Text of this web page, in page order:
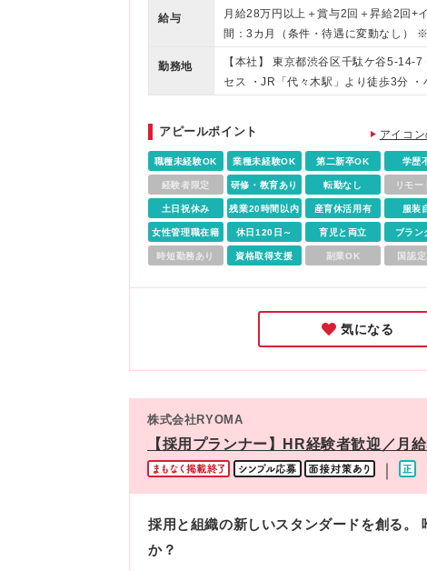
ど） ・法人営業のご経験 ・採用担当
いません ◆ こんな方をお待ちしていま
アの天井が見えてきた方 ・頑張っても
モヤモヤしている方 ・「営業のプロ
門性を広げたい方 ・データをもとに考
職例 ・営業職 ・新卒採用担当（人事）
います。
給与
月給28万円以上＋賞与2回＋昇給2回+
間：3カ月（条件・待遇に変動なし）
に基づき給与は変動いたします。 ◆ 評
はなく、成果と行動で評価します。 昇
トナーの採用成功への貢献が、 そのま
で事業統括責任者 【年収850万円】
→入社半年でCS統括 【1年目年収
ひご相談を ・成果を出しているのに
年功序列の給与テーブルに限界を感じ
年収アップを両立させたい方 ◆ 想定年
年収460万円〜。 その後は成果に応じ
ポジションへ昇格した実例もあります
勤務地
【本社】 東京都渋谷区千駄ケ谷5-14-
セス ・JR「代々木駅」より徒歩3分 ・
ネイル自由 ・社用PC・スマートフォ
の中心で、 どの沿線からもアクセス
アピールポイント アイコン
職種未経験OK 業種未経験OK 第二新卒OK 学歴
経験者限定 研修・教育あり 転勤なし リモー
土日祝休み 残業20時間以内 産育休活用有 服装
女性管理職在籍 休日120日～ 育児と両立 ブラン
時短勤務あり 資格取得支援 副業OK 国認
気になる
株式会社RYOMA
【採用プランナー】HR経験者歓迎／月
採用と組織の新しいスタンダードを創る。
か？